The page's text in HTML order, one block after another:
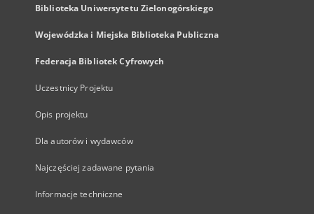
Biblioteka Uniwersytetu Zielonogórskiego
Wojewódzka i Miejska Biblioteka Publiczna
Federacja Bibliotek Cyfrowych
Uczestnicy Projektu
Opis projektu
Dla autorów i wydawców
Najczęściej zadawane pytania
Informacje techniczne